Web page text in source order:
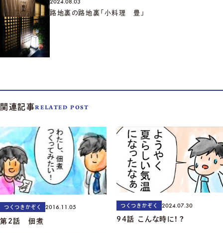
路地裏の路地裏「小料理 豊」
関連記事RELATED POST
つくつきかぞく 2016.11.05
第2話 佃煮
つくつきかぞく 2024.07.30
94話 こんな時に！？